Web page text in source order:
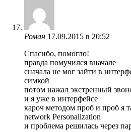
Роман 17.09.2015 в 20:52
Спасибо, помогло!
правда помучился вначале
сначала не мог зайти в
симкой
потом нажал экстренный
и я уже в интерфейсе
кароч методом проб и проб я
network Personalization
и проблема решилась через